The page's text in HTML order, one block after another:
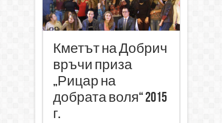
Кметът на Добрич
връчи приза
„Рицар на
добрата воля“ 2015
г.